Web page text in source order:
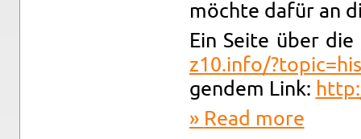
möchte dafür an
Ein Seite über
z10.​info/
gen­dem Link:
Read more